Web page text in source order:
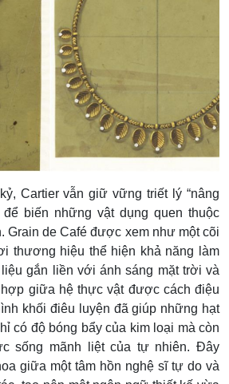
Cartier vẫn giữ vững triết lý “nâng
biến những vật dụng quen thuộc
Grain de Café được xem như một cõi
thương hiệu thể hiện khả năng làm
gắn liền với ánh sáng mặt trời và
giữa hệ thực vật được cách điệu
khối điêu luyện đã giúp những hạt
có độ bóng bẩy của kim loại mà còn
sống mãnh liệt của tự nhiên. Đây
giữa một tâm hồn nghệ sĩ tự do và